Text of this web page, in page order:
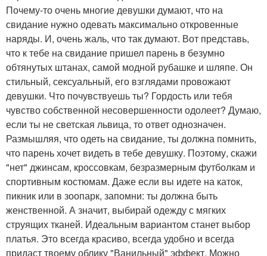
Почему-то очень многие девушки думают, что на
свидание нужно одевать максимально откровенные
наряды. И, очень жаль, что так думают. Вот представь,
что к тебе на свидание пришел парень в безумно
обтянутых штанах, самой модной рубашке и шляпе. Он
стильный, сексуальный, его взглядами провожают
девушки. Что почувствуешь ты? Гордость или тебя
чувство собственной несовершенности одолеет? Думаю,
если ты не светская львица, то ответ однозначен.
Размышляя, что одеть на свидание, ты должна помнить,
что парень хочет видеть в тебе девушку. Поэтому, скажи
"нет" джинсам, кроссовкам, безразмерным футболкам и
спортивным костюмам. Даже если вы идете на каток,
пикник или в зоопарк, запомни: ты должна быть
женственной. А значит, выбирай одежду с мягких
струящих тканей. Идеальным вариантом станет выбор
платья. Это всегда красиво, всегда удобно и всегда
придаст твоему облику "Ванильный" эффект. Можно